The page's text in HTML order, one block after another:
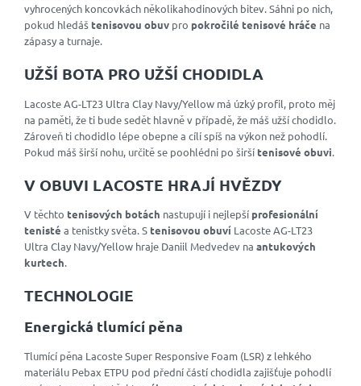
vyhrocených koncovkách několikahodinových bitev. Sáhni po nich,
pokud hledáštenisovou obuv pro pokročilé tenisové hráče na
zápasy a turnaje.
UŽŠÍ BOTA PRO UŽŠÍ CHODIDLA
Lacoste AG-LT23 Ultra Clay Navy/Yellow má úzký profil, proto měj
na paměti, že ti bude sedět hlavně v případě, že máš užší chodidlo.
Zároveň ti chodidlo lépe obepne a cílí spíš na výkon než pohodlí.
Pokud máš širší nohu, určitě se poohlédni po širšítenisové obuvi.
V OBUVI LACOSTE HRAJÍ HVĚZDY
V těchto tenisových botách nastupují i nejlepší profesionální
tenisté a tenistky světa. Stenisovou obuví Lacoste AG-LT23
Ultra Clay Navy/Yellow hraje Daniil Medvedev na antukových
kurtech.
TECHNOLOGIE
Energická tlumící pěna
Tlumící pěna Lacoste Super Responsive Foam (LSR) z lehkého
materiálu Pebax ETPU pod přední částí chodidla zajišťuje pohodlí